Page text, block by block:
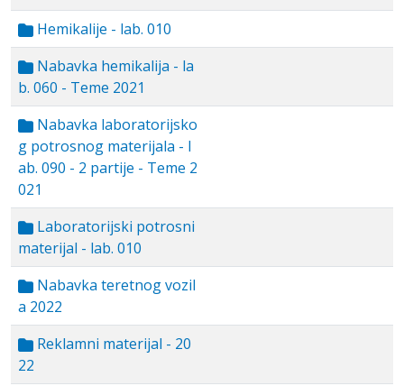
Hemikalije - lab. 010
Nabavka hemikalija - la
b. 060 - Teme 2021
Nabavka laboratorijsko
g potrosnog materijala - l
ab. 090 - 2 partije - Teme 2
021
Laboratorijski potrosni
materijal - lab. 010
Nabavka teretnog vozil
a 2022
Reklamni materijal - 20
22